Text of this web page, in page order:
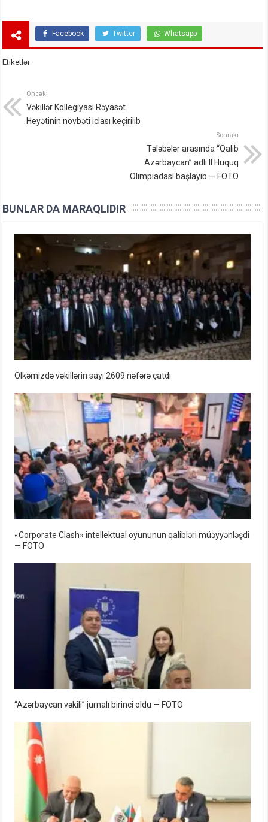
Facebook Twitter Whatsapp
Etiketlər
Öncəki
Vəkillər Kollegiyası Rəyasət
Heyətinin növbəti iclası keçirilib
Sonrakı
Tələbələr arasında “Qalib
Azərbaycan” adlı II Hüquq
Olimpiadası başlayıb — FOTO
BUNLAR DA MARAQLIDIR
Ölkəmizdə vəkillərin sayı 2609 nəfərə çatdı
«Corporate Clash» intellektual oyununun qalibləri müəyyənləşdi
— FOTO
“Azərbaycan vəkili” jurnalı birinci oldu — FOTO